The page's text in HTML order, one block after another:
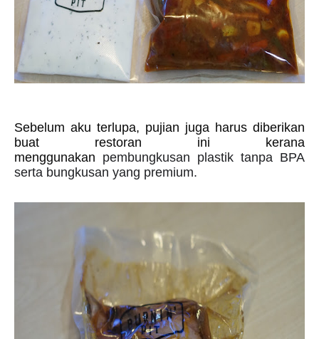
Sebelum aku terlupa, pujian juga harus diberikan
buat restoran ini kerana
menggunakan pembungkusan plastik tanpa BPA
serta bungkusan yang premium.